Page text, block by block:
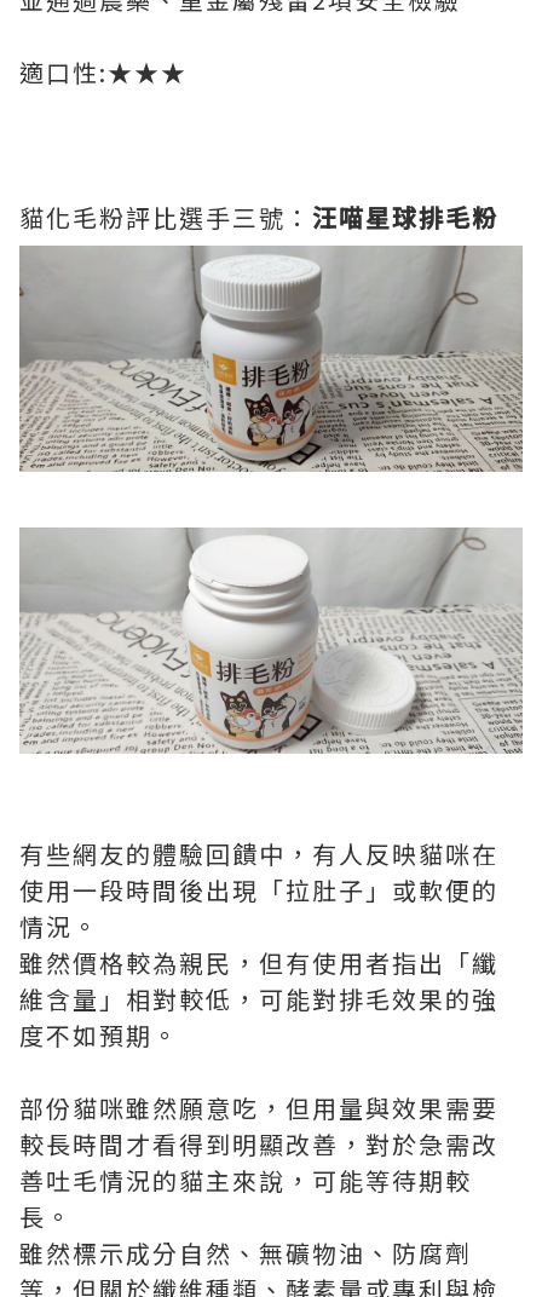
適口性:★★★
貓化毛粉評比選手三號： 汪喵星球排毛粉
有些網友的體驗回饋中，有人反映貓咪在
使用一段時間後出現「拉肚子」或軟便的
情況。
雖然價格較為親民，但有使用者指出「纖
維含量」相對較低，可能對排毛效果的強
度不如預期。
部份貓咪雖然願意吃，但用量與效果需要
較長時間才看得到明顯改善，對於急需改
善吐毛情況的貓主來說，可能等待期較
長。
雖然標示成分自然、無礦物油、防腐劑
等，但關於纖維種類、酵素量或專利與檢